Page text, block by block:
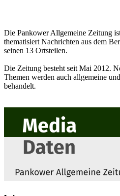
Die Pankower Allgemeine Zeitung
thematisiert Nachrichten aus dem
seinen 13 Ortsteilen.
Die Zeitung besteht seit Mai 2012.
Themen werden auch allgemeine
behandelt.